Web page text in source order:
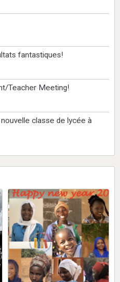
fantastiques!
Teacher Meeting!
classe de lycée à